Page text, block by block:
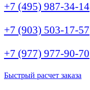
+7 (495) 987-34-14
+7 (903) 503-17-57
+7 (977) 977-90-70
Быстрый расчет заказа